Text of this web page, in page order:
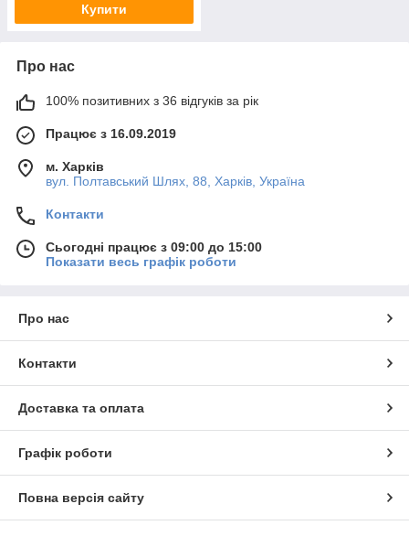
Купити
Про нас
100% позитивних з 36 відгуків за рік
Працює з 16.09.2019
м. Харків
вул. Полтавський Шлях, 88, Харків, Україна
Контакти
Сьогодні працює з 09:00 до 15:00
Показати весь графік роботи
Про нас
Контакти
Доставка та оплата
Графік роботи
Повна версія сайту